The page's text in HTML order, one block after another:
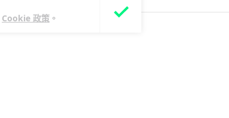
Cookie 政策 。